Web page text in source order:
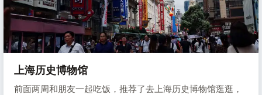
上海历史博物馆
前面两周和朋友一起吃饭，推荐了去上海历史博物馆逛逛，